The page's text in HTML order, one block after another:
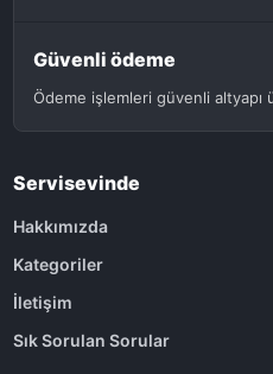
Güvenli ödeme
Ödeme işlemleri güvenli altyapı
Servisevinde
Hakkımızda
Kategoriler
İletişim
Sık Sorulan Sorular